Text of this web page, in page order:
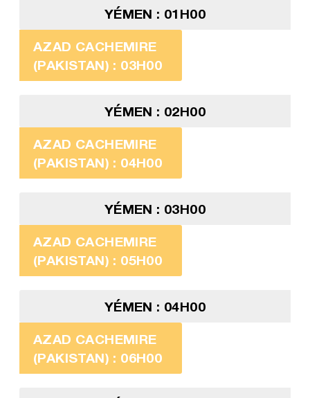
YÉMEN : 01H00
AZAD CACHEMIRE
(PAKISTAN) : 03H00
YÉMEN : 02H00
AZAD CACHEMIRE
(PAKISTAN) : 04H00
YÉMEN : 03H00
AZAD CACHEMIRE
(PAKISTAN) : 05H00
YÉMEN : 04H00
AZAD CACHEMIRE
(PAKISTAN) : 06H00